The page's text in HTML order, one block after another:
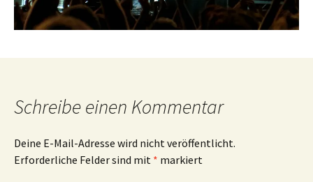
Schreibe einen Kommentar
Deine E-Mail-Adresse wird nicht veröffentlicht.
Erforderliche Felder sind mit * markiert